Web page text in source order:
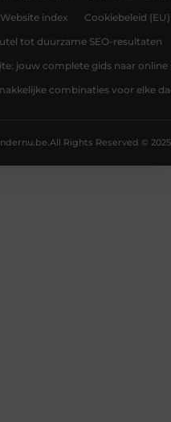
Website index Cookiebeleid (EU)
tot duurzame SEO-resultaten
jouw complete gids naar online
combinaties voor elke
All Rights Reserved © 2025